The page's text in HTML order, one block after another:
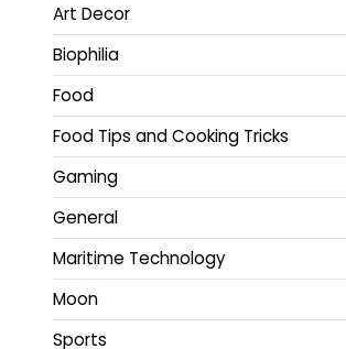
Art Decor
Biophilia
Food
Food Tips and Cooking Tricks
Gaming
General
Maritime Technology
Moon
Sports